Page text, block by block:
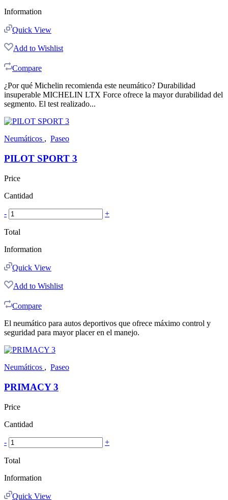
Information
Quick View
Add to Wishlist
Compare
¿Por qué Michelin recomienda este neumático? Durabilidad
insuperable MICHELIN LTX Force ofrece la mayor durabilidad del
segmento. El test realizado...
Neumáticos , Paseo
PILOT SPORT 3
Price
Cantidad
- +
Total
Information
Quick View
Add to Wishlist
Compare
El neumático para autos deportivos que ofrece máximo control y
seguridad para mayor placer en el manejo.
Neumáticos , Paseo
PRIMACY 3
Price
Cantidad
- +
Total
Information
Quick View